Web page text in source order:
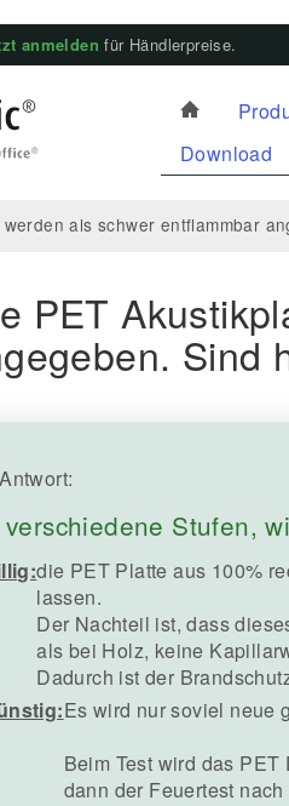
anmelden für Händlerpreise.
Download
als schwer entflammbar
PET
Sind
Stufen,
die PET Platte aus 100%
lassen.
Der Nachteil ist, dass
als bei Holz, keine
Dadurch ist der
Es wird nur soviel neue
Beim Test wird das
dann der Feuertest